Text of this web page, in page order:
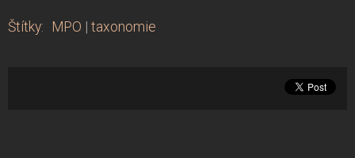
Štítky: MPO | taxonomie